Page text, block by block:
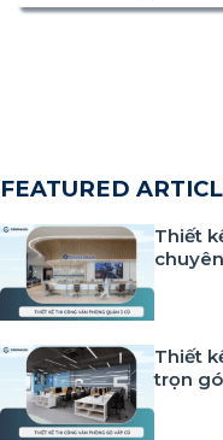
FEATURED
Thiết
Thiết
trọn